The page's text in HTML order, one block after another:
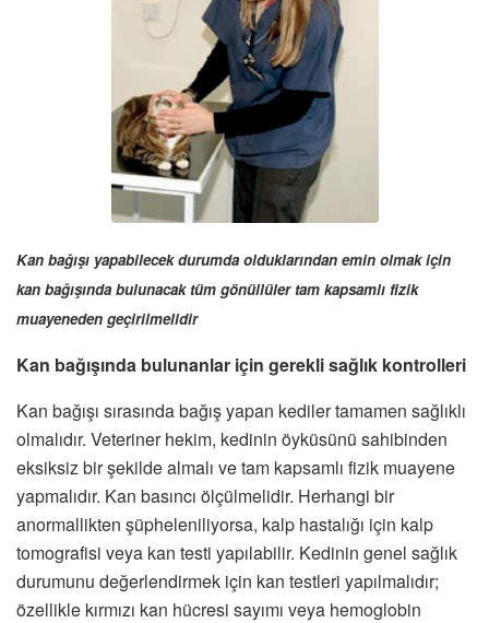
Kan bağışı yapabilecek durumda olduklarından emin olmak için
kan bağışında bulunacak tüm gönüllüler tam kapsamlı fizik
muayeneden geçirilmelidir
Kan bağışında bulunanlar için gerekli sağlık kontrolleri
Kan bağışı sırasında bağış yapan kediler tamamen sağlıklı
olmalıdır. Veteriner hekim, kedinin öyküsünü sahibinden
eksiksiz bir şekilde almalı ve tam kapsamlı fizik muayene
yapmalıdır. Kan basıncı ölçülmelidir. Herhangi bir
anormallikten şüpheleniliyorsa, kalp hastalığı için kalp
tomografisi veya kan testi yapılabilir. Kedinin genel sağlık
durumunu değerlendirmek için kan testleri yapılmalıdır;
özellikle kırmızı kan hücresi sayımı veya hemoglobin